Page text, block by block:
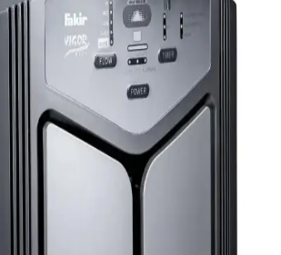
artıran cihazlar, hava temizleme,
özellikleriyle sağlığı korur ve yaşam
hale getirir.
ve KT12D Nem Alma Cihazları
En Uygun Seçenek
etkili nem alma özellikleriyle evde
çözer. Sessiz çalışma ve enerji tasarrufu
kullanım kolaylığı sunar.